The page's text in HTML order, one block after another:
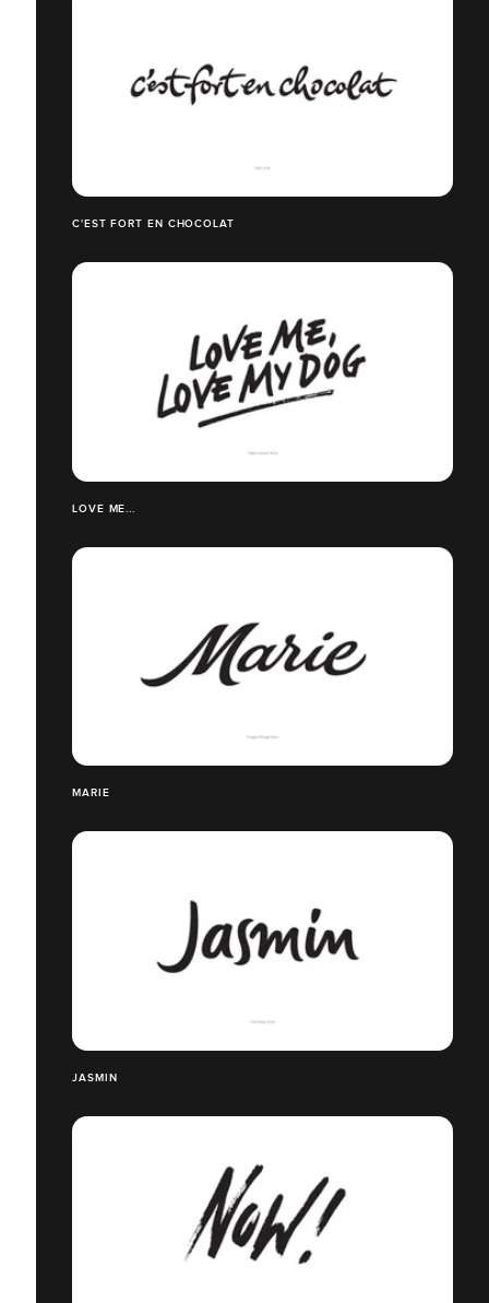
C'EST FORT EN CHOCOLAT
LOVE ME...
MARIE
JASMIN